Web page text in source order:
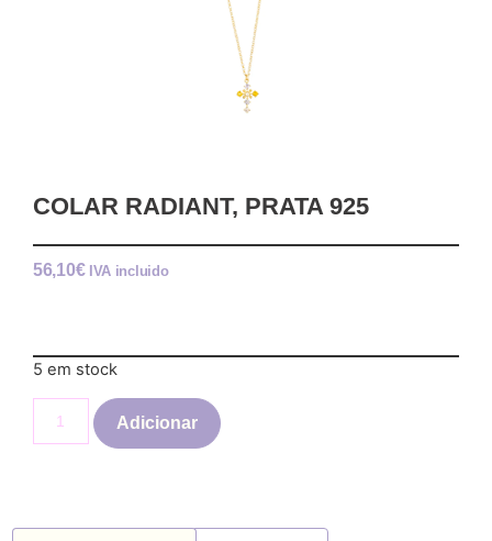
COLAR RADIANT, PRATA 925
56,10€ IVA incluido
5 em stock
Adicionar